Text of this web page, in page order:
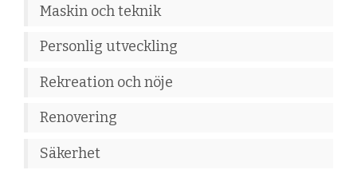
Maskin och teknik
Personlig utveckling
Rekreation och nöje
Renovering
Säkerhet